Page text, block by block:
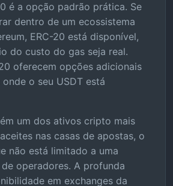
é a opção padrão prática. Se
dentro de um ecossistema
ERC-20 está disponível,
do custo do gas seja real.
oferecem opções adicionais
o seu USDT está
um dos ativos cripto mais
nas casas de apostas, o
não está limitado a uma
operadores. A profunda
em exchanges da